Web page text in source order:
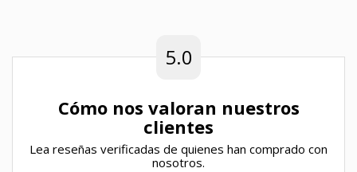
5.0
Cómo nos valoran nuestros
clientes
Lea reseñas verificadas de quienes han comprado con
nosotros.